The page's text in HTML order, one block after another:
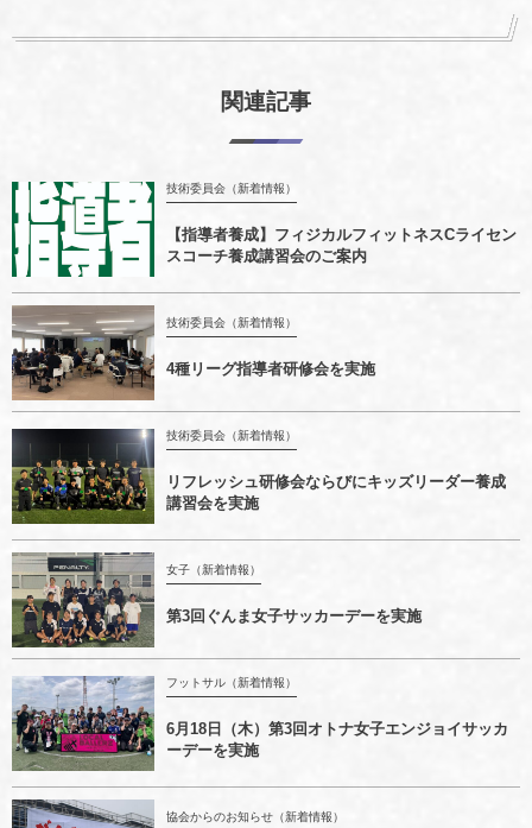
関連記事
技術委員会（新着情報）
【指導者養成】フィジカルフィットネスCライセン
スコーチ養成講習会のご案内
技術委員会（新着情報）
4種リーグ指導者研修会を実施
技術委員会（新着情報）
リフレッシュ研修会ならびにキッズリーダー養成
講習会を実施
女子（新着情報）
第3回ぐんま女子サッカーデーを実施
フットサル（新着情報）
6月18日（木）第3回オトナ女子エンジョイサッカ
ーデーを実施
協会からのお知らせ（新着情報）